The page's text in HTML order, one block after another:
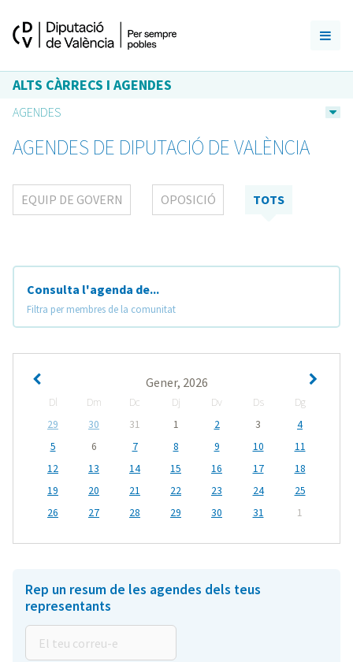
ALTS CÀRRECS I AGENDES
AGENDES
AGENDES DE DIPUTACIÓ DE VALÈNCIA
EQUIP DE GOVERN OPOSICIÓ TOTS
Consulta l'agenda de...
Filtra per membres de la comunitat
Gener, 2026
Dl Dm Dc Dj Dv Ds
Dg
29
30 31 1 2 3
4
5
6 7 8 9 10
11
12
13 14 15 16 17
18
19
20 21 22 23 24
25
26
27 28 29 30 31 1
Rep un resum de les agendes dels teus
representants
teu